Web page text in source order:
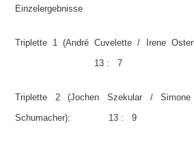
Einzelergebnisse
Triplette 1 (André Cuvelette / Irene
13 : 7
Triplette 2 (Jochen Szekular /
Schumacher): 13 : 9